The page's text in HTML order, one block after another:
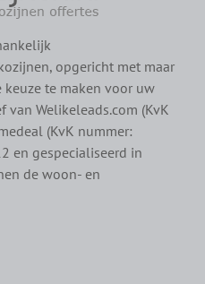
opgericht met maar
te maken voor uw
Welikeleads.com (KvK
(KvK nummer:
en gespecialiseerd in
de woon- en